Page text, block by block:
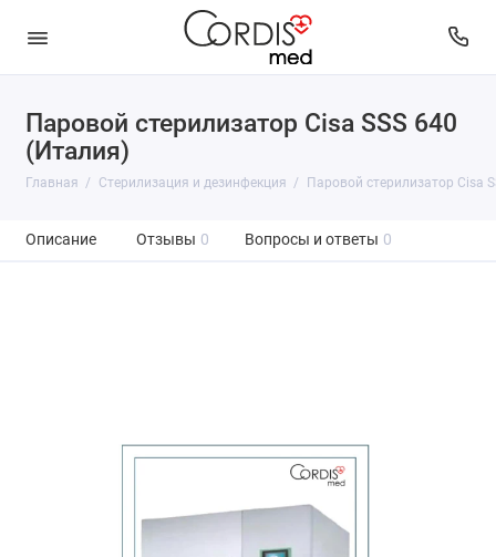
Паровой стерилизатор Cisa SSS 640
(Италия)
Главная Стерилизация и дезинфекция Паровой стерилизатор Cisa
Описание Отзывы 0 Вопросы и ответы 0